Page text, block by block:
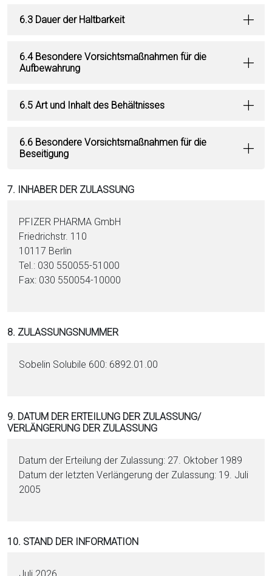
6.3 Dauer der Haltbarkeit
6.4 Besondere Vorsichtsmaßnahmen für die
Aufbewahrung
6.5 Art und Inhalt des Behältnisses
6.6 Besondere Vorsichtsmaßnahmen für die
Beseitigung
7. INHABER DER ZULASSUNG
PFIZER PHARMA GmbH
Friedrichstr. 110
10117 Berlin
Tel.: 030 550055-51000
Fax: 030 550054-10000
8. ZULASSUNGSNUMMER
Sobelin Solubile 600: 6892.01.00
9. DATUM DER ERTEILUNG DER ZULASSUNG/
VERLÄNGERUNG DER ZULASSUNG
Datum der Erteilung der Zulassung: 27. Oktober 1989
Datum der letzten Verlängerung der Zulassung: 19. Juli
2005
10. STAND DER INFORMATION